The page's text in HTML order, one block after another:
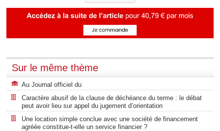
Sur le même thème
Au Journal officiel du
Caractère abusif de la clause de déchéance du terme : le débat
peut avoir lieu sur appel du jugement d’orientation
Une location simple conclue avec une société de financement
agréée constitue-t-elle un service financier ?